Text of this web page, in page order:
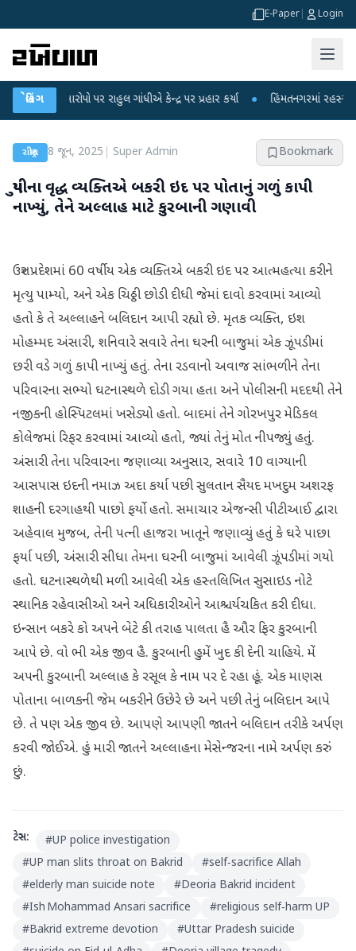
E-Paper Login
બ્રેકિંગ
આરોપો પર રાહુલ ગાંધીએ કેન્દ્ર પર પ્રહાર કર્યા ● હિંમતનગરમાં રહસ્યમય વાયરસ કે
રાષ્ટ્રીય 8 જૂન, 2025 Super Admin Bookmark
યુપીના વૃદ્ધ વ્યક્તિએ બકરી ઇદ પર પોતાનું ગળું કાપી
નાખ્યું, તેને અલ્લાહ માટે કુરબાની ગણાવી
ઉત્તર પ્રદેશમાં 60 વર્ષીય એક વ્યક્તિએ બકરી ઇદ પર આત્મહત્યા કરીને
મૃત્યુ પામ્યો, અને એક ચિઠ્ઠી છોડી દીધી જેમાં દાવો કરવામાં આવ્યો
હતો કે તે અલ્લાહને બલિદાન આપી રહ્યો છે. મૃતક વ્યક્તિ, ઇશ
મોહમ્મદ અંસારી, શનિવારે સવારે તેના ઘરની બાજુમાં એક ઝૂંપડીમાં
છરી વડે ગળું કાપી નાખ્યું હતું. તેના રડવાનો અવાજ સાંભળીને તેના
પરિવારના સભ્યો ઘટનાસ્થળે દોડી ગયા હતા અને પોલીસની મદદથી તેને
નજીકની હોસ્પિટલમાં ખસેડ્યો હતો. બાદમાં તેને ગોરખપુર મેડિકલ
કોલેજમાં રિફર કરવામાં આવ્યો હતો, જ્યાં તેનું મોત નીપજ્યું હતું.
અંસારી તેના પરિવારના જણાવ્યા અનુસાર, સવારે 10 વાગ્યાની
આસપાસ ઇદની નમાઝ અદા કર્યા પછી સુલતાન સૈયદ મખદુમ અશરફ
શાહની દરગાહથી પાછો ફર્યો હતો. સમાચાર એજન્સી પીટીઆઈ દ્વારા
અહેવાલ મુજબ, તેની પત્ની હાજરા ખાતૂને જણાવ્યું હતું કે ઘરે પાછા
ફર્યા પછી, અંસારી સીધા તેમના ઘરની બાજુમાં આવેલી ઝૂંપડીમાં ગયો
હતો. ઘટનાસ્થળેથી મળી આવેલી એક હસ્તલિખિત સુસાઇડ નોટે
સ્થાનિક રહેવાસીઓ અને અધિકારીઓને આશ્ચર્યચકિત કરી દીધા.
ઇન્સાન બકરે કો અપને બેટે કી તરાહ પાલતા હૈ ઔર ફિર કુરબાની
આપે છે. વો ભી એક જીવ હૈ. કુરબાની હુમેં ખુદ કી દેની ચાહિયે. મેં
અપની કુરબાની અલ્લાહ કે રસૂલ કે નામ પર દે રહા હૂં. એક માણસ
પોતાના બાળકની જેમ બકરીને ઉછેરે છે અને પછી તેનું બલિદાન આપે
છે. તે પણ એક જીવ છે. આપણે આપણી જાતને બલિદાન તરીકે અર્પણ
કરવી જોઈએ. હું મારી જાતને અલ્લાહના મેસેન્જરના નામે અર્પણ કરું
છું.
ટેગ્સ: #UP police investigation
#UP man slits throat on Bakrid #self‑sacrifice Allah
#elderly man suicide note #Deoria Bakrid incident
#Ish Mohammad Ansari sacrifice #religious self‑harm UP
#Bakrid extreme devotion #Uttar Pradesh suicide